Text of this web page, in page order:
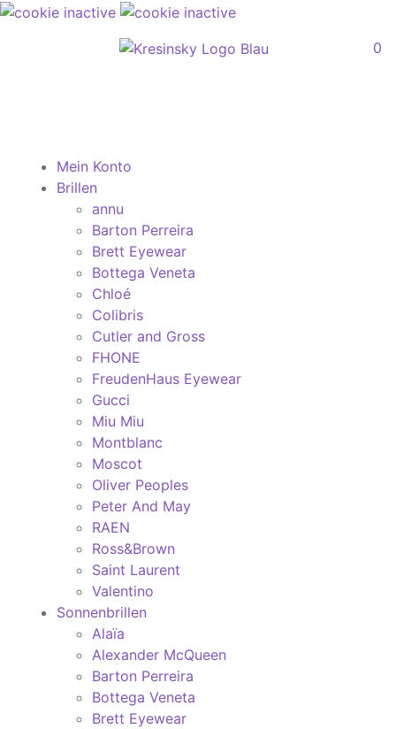
0
Mein Konto
Brillen
annu
Barton Perreira
Brett Eyewear
Bottega Veneta
Chloé
Colibris
Cutler and Gross
FHONE
FreudenHaus Eyewear
Gucci
Miu Miu
Montblanc
Moscot
Oliver Peoples
Peter And May
RAEN
Ross&Brown
Saint Laurent
Valentino
Sonnenbrillen
Alaïa
Alexander McQueen
Barton Perreira
Bottega Veneta
Brett Eyewear